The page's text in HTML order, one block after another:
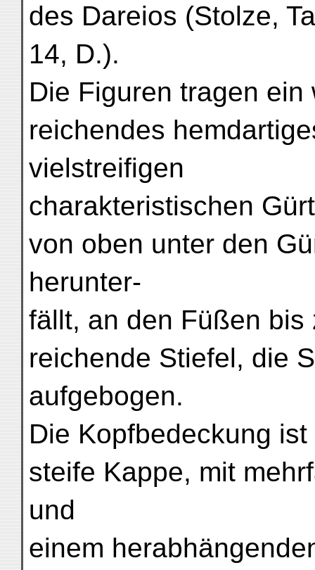
des Dareios (Stolze,
14, D.).
Die Figuren tragen
reichendes
vielstreifigen
charakteristischen
von oben unter den
herunter-
fällt, an den Füßen
reichende Stiefel, die
aufgebogen.
Die Kopfbedeckung
steife Kappe, mit
und
einem